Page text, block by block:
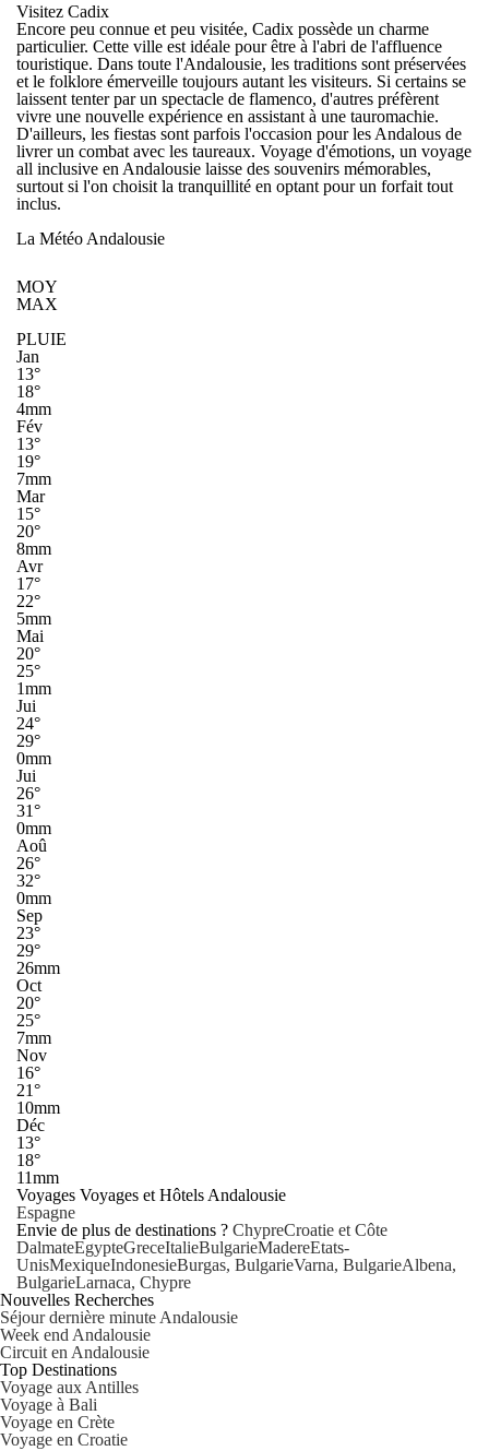
Visitez Cadix
Encore peu connue et peu visitée, Cadix possède un charme
particulier. Cette ville est idéale pour être à l'abri de l'affluence
touristique. Dans toute l'Andalousie, les traditions sont préservées
et le folklore émerveille toujours autant les visiteurs. Si certains se
laissent tenter par un spectacle de flamenco, d'autres préfèrent
vivre une nouvelle expérience en assistant à une tauromachie.
D'ailleurs, les fiestas sont parfois l'occasion pour les Andalous de
livrer un combat avec les taureaux. Voyage d'émotions, un voyage
all inclusive en Andalousie laisse des souvenirs mémorables,
surtout si l'on choisit la tranquillité en optant pour un forfait tout
inclus.
La Météo Andalousie
MOY
MAX
PLUIE
Jan
13°
18°
4mm
Fév
13°
19°
7mm
Mar
15°
20°
8mm
Avr
17°
22°
5mm
Mai
20°
25°
1mm
Jui
24°
29°
0mm
Jui
26°
31°
0mm
Aoû
26°
32°
0mm
Sep
23°
29°
26mm
Oct
20°
25°
7mm
Nov
16°
21°
10mm
Déc
13°
18°
11mm
Voyages Voyages et Hôtels Andalousie
Espagne
Envie de plus de destinations ? ChypreCroatie et Côte
DalmateEgypteGreceItalieBulgarieMadereEtats-
UnisMexiqueIndonesieBurgas, BulgarieVarna, BulgarieAlbena,
BulgarieLarnaca, Chypre
Nouvelles Recherches
Séjour dernière minute Andalousie
Week end Andalousie
Circuit en Andalousie
Top Destinations
Voyage aux Antilles
Voyage à Bali
Voyage en Crète
Voyage en Croatie